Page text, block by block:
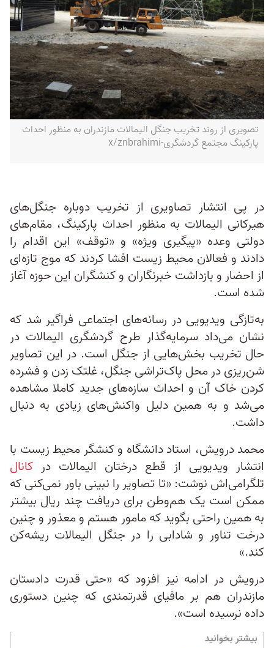
تصویری از روند تخریب جنگل الیمالات مازندران به منظور احداث
پارکینگ مجتمع گردشگری-x/znbrahimi
در پی انتشار تصاویری از تخریب دوباره جنگل‌های
هیرکانی الیمالات به منظور احداث پارکینگ، مقام‌های
دولتی وعده «پیگیری ویژه» و «توقف» این اقدام را
دادند و فعالان محیط زیست افشا کردند که موج تازه‌ای
از احضار و بازداشت خبرنگاران و کنشگران این حوزه آغاز
شده است.
به‌تازگی ویدیویی در رسانه‌های اجتماعی فراگیر شد که
نشان می‌داد سرمایه‌گذار طرح گردشگری الیمالات در
حال تخریب بخش‌هایی از جنگل است. در این تصاویر
شن‌ریزی در محل پاک‌تراشی جنگل، غلتک زدن و فشرده
کردن خاک آن و احداث سازه‌های جدید کاملا مشاهده
می‌شد و به همین دلیل واکنش‌های زیادی به دنبال
داشت.
محمد درویش، استاد دانشگاه و کنشگر محیط زیست با
انتشار ویدیویی از قطع درختان الیمالات در کانال
تلگرامی‌اش نوشت: «تا تصاویر را نبینی باور نمی‌کنی که
ممکن است یک هم‌وطن برای دریافت چند ریال بیشتر
به همین راحتی بگوید که مامور هستم و معذور و چنین
درخت تناور و شادابی را در جنگل الیمالات ریشه‌کن
کند.»
درویش در ادامه نیز افزود که «حتی قدرت دادستان
مازندران هم بر مافیای قدرتمندی که چنین دستوری
داده نرسیده است».
بیشتر بخوانید